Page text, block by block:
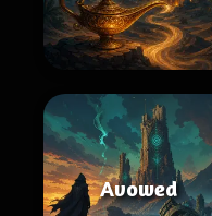
Avowed